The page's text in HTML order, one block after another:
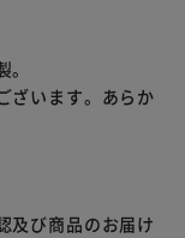
ざいます。あらか
及び商品のお届け